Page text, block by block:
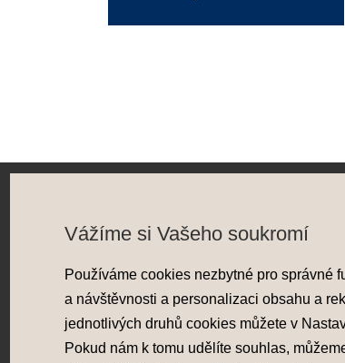
Prodloužená záruka
Pojištění
Asistenční služba
Nové
Akční
Vážíme si Vašeho soukromí
Používáme cookies nezbytné pro správné
a návštěvnosti a personalizaci obsahu a
jednotlivých druhů cookies můžete v
Pokud nám k tomu udělíte souhlas,